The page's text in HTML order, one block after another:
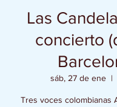
Las
concierto
sáb, 27 de ene
  |
Tres voces colombianas